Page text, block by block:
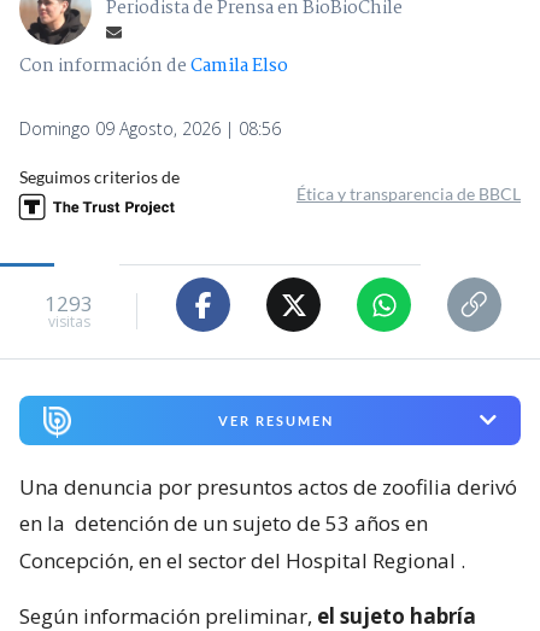
Periodista de Prensa en BioBioChile
Con información deCamila Elso
Domingo 09 Agosto, 2026 | 08:56
Seguimos criterios de
Ética y transparencia de BBCL
1293
visitas
VER RESUMEN
Una denuncia por presuntos actos de zoofilia derivó
en la detención de un sujeto de 53 años en
Concepción, en el sector del Hospital Regional .
Según información preliminar, el sujeto habría